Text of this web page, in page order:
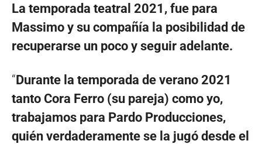
La temporada teatral 2021, fue para
Massimo y su compañía la posibilidad de
recuperarse un poco y seguir adelante.
“Durante la temporada de verano 2021
tanto Cora Ferro (su pareja) como yo,
trabajamos para Pardo Producciones,
quién verdaderamente se la jugó desde el